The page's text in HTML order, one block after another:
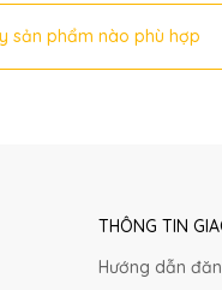
sản phẩm nào phù hợp
THÔNG TIN
Hướng dẫn